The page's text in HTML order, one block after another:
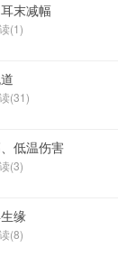
末减幅
(1)
(31)
低温伤害
(3)
缘
(8)